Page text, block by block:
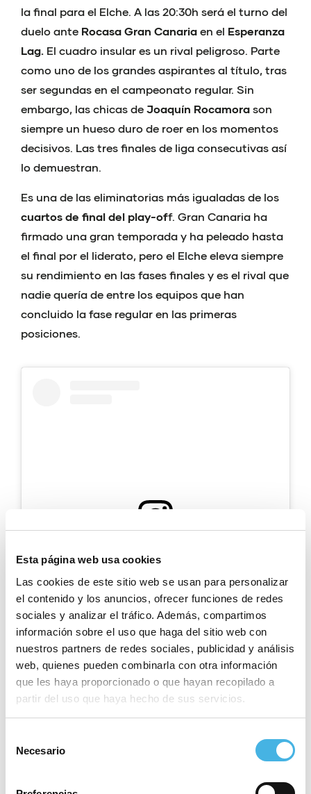
Esta página web usa cookies
Las cookies de este sitio web se usan para personalizar
el contenido y los anuncios, ofrecer funciones de redes
sociales y analizar el tráfico. Además, compartimos
información sobre el uso que haga del sitio web con
nuestros partners de redes sociales, publicidad y análisis
web, quienes pueden combinarla con otra información
que les haya proporcionado o que hayan recopilado a
partir del uso que haya hecho de sus servicios.
Necesario
la final para el Elche. A las 20:30h será el turno del
duelo ante Rocasa Gran Canaria en el Esperanza
Lag. El cuadro insular es un rival peligroso. Parte
como uno de los grandes aspirantes al título, tras
ser segundas en el campeonato regular. Sin
embargo, las chicas de Joaquín Rocamora son
siempre un hueso duro de roer en los momentos
decisivos. Las tres finales de liga consecutivas así
lo demuestran.
Es una de las eliminatorias más igualadas de los
cuartos de final del play-off. Gran Canaria ha
firmado una gran temporada y ha peleado hasta
el final por el liderato, pero el Elche eleva siempre
su rendimiento en las fases finales y es el rival que
nadie quería de entre los equipos que han
concluido la fase regular en las primeras
posiciones.
Ver esta publicación en Instagram
estadísticas,